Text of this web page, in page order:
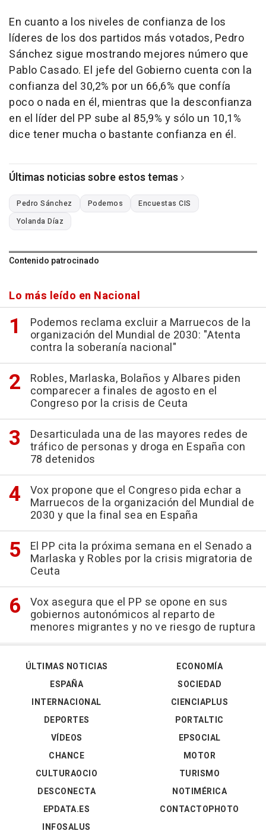
En cuanto a los niveles de confianza de los
líderes de los dos partidos más votados, Pedro
Sánchez sigue mostrando mejores número que
Pablo Casado. El jefe del Gobierno cuenta con la
confianza del 30,2% por un 66,6% que confía
poco o nada en él, mientras que la desconfianza
en el líder del PP sube al 85,9% y sólo un 10,1%
dice tener mucha o bastante confianza en él.
Últimas noticias sobre estos temas
Pedro Sánchez Podemos
Encuestas CIS
Yolanda Díaz
Contenido patrocinado
Lo más leído en Nacional
Podemos reclama excluir a Marruecos de la
organización del Mundial de 2030: "Atenta
contra la soberanía nacional"
Robles, Marlaska, Bolaños y Albares piden
comparecer a finales de agosto en el
Congreso por la crisis de Ceuta
Desarticulada una de las mayores redes de
tráfico de personas y droga en España con
78 detenidos
Vox propone que el Congreso pida echar a
Marruecos de la organización del Mundial de
2030 y que la final sea en España
El PP cita la próxima semana en el Senado a
Marlaska y Robles por la crisis migratoria de
Ceuta
Vox asegura que el PP se opone en sus
gobiernos autonómicos al reparto de
menores migrantes y no ve riesgo de ruptura
ÚLTIMAS NOTICIAS
ESPAÑA
INTERNACIONAL
DEPORTES
VÍDEOS
ECONOMÍA
SOCIEDAD
CIENCIAPLUS
PORTALTIC
EPSOCIAL
CHANCE
CULTURAOCIO
DESCONECTA
EPDATA.ES
INFOSALUS
MOTOR
TURISMO
NOTIMÉRICA
CONTACTOPHOTO